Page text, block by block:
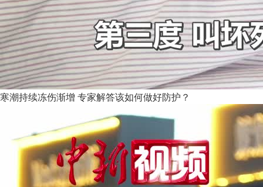
寒潮持续冻伤渐增 专家解答该如何做好防护？